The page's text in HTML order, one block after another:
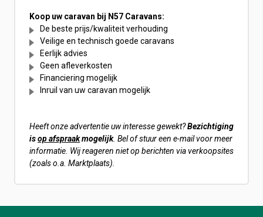
Koop uw caravan bij N57 Caravans:
De beste prijs/kwaliteit verhouding
Veilige en technisch goede caravans
Eerlijk advies
Geen afleverkosten
Financiering mogelijk
Inruil van uw caravan mogelijk
Heeft onze advertentie uw interesse gewekt?Bezichtiging
isop afspraakmogelijk. Bel of stuur een e-mail voor meer
informatie. Wij reageren niet op berichten via verkoopsites
(zoals o.a. Marktplaats).